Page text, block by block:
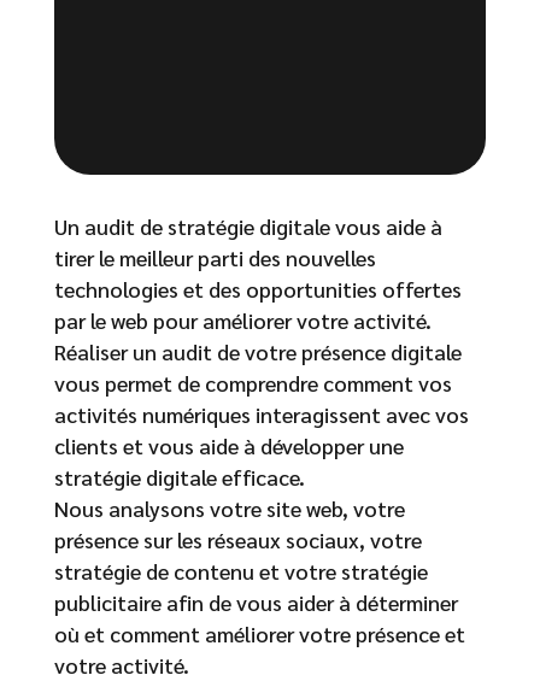
Un audit de stratégie digitale vous aide à
tirer le meilleur parti des nouvelles
technologies et des opportunities offertes
par le web pour améliorer votre activité.
Réaliser un audit de votre présence digitale
vous permet de comprendre comment vos
activités numériques interagissent avec vos
clients et vous aide à développer une
stratégie digitale efficace.
Nous analysons votre site web, votre
présence sur les réseaux sociaux, votre
stratégie de contenu et votre stratégie
publicitaire afin de vous aider à déterminer
où et comment améliorer votre présence et
votre activité.